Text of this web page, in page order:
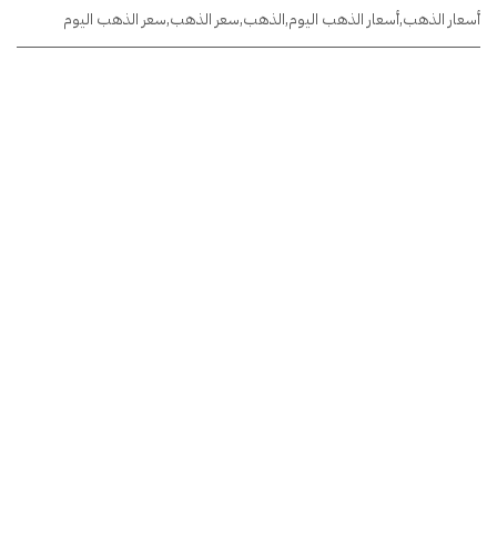
أسعار الذهب,أسعار الذهب اليوم,الذهب,سعر الذهب,سعر الذهب اليوم